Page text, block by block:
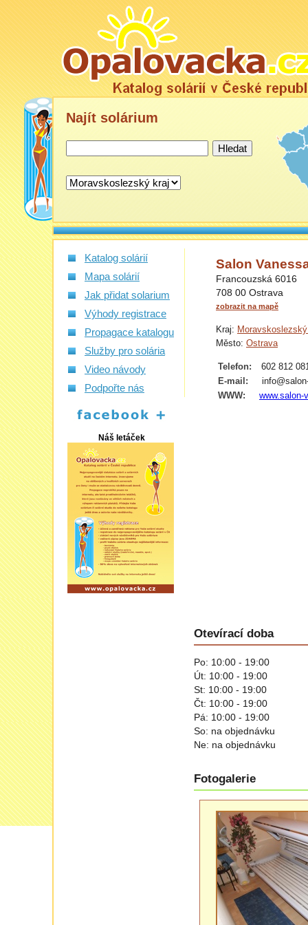
Najít solárium
Katalog solárií
Mapa solárií
Jak přidat solarium
Výhody registrace
Propagace katalogu
Služby pro solária
Video návody
Podpořte nás
Náš letáček
Salon
Francouzská 6016
708 00 Ostrava
zobrazit na mapě
Kraj:
Město: Ostrava
Telefon:
602 812
E-mail:
WWW:
www.salon-
Otevírací doba
Po: 10:00 - 19:00
Út: 10:00 - 19:00
St: 10:00 - 19:00
Čt: 10:00 - 19:00
Pá: 10:00 - 19:00
So: na objednávku
Ne: na objednávku
Fotogalerie